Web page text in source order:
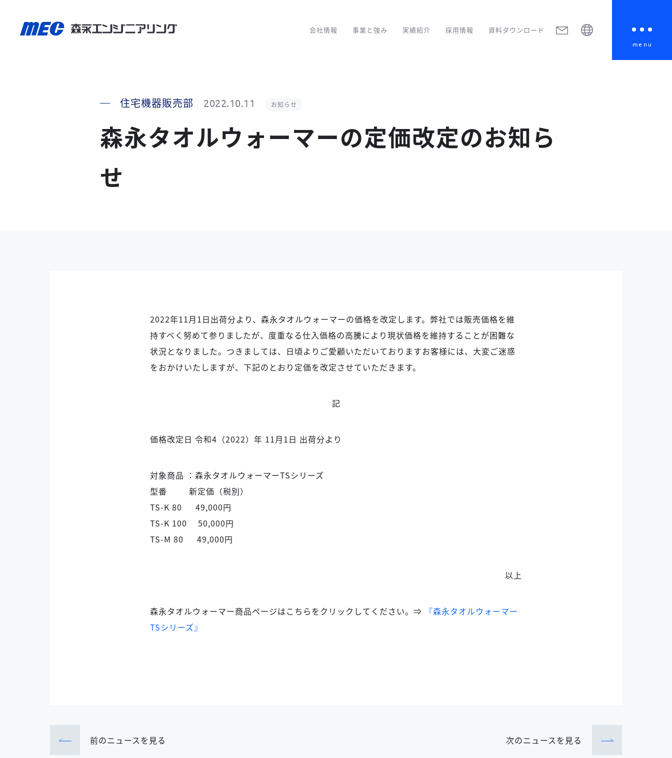
会社情報 事業と強み 実績紹介 採用情報 資料ダウンロード
住宅機器販売部 2022.10.11 お知らせ
森永タオルウォーマーの定価改定のお知ら
せ
2022年11月1日出荷分より、森永タオルウォーマーの価格を改定します。弊社では販売価格を維
持すべく努めて参りましたが、度重なる仕⼊価格の高騰により現状価格を維持することが困難な
状況となりました。つきましては、日頃よりご愛顧いただいておりますお客様には、⼤変ご迷惑
をおかけいたしますが、下記のとおり定価を改定させていただきます。
記
価格改定⽇ 令和4（2022）年 11⽉1⽇ 出荷分より
対象商品 ：森永タオルウォーマーTSシリーズ
型番 新定価（税別）
TS-K 80 49,000円
TS-K 100 50,000円
TS-M 80 49,000円
以上
森永タオルウォーマー商品ページはこちらをクリックしてください。⇒
『森永タオルウォーマー
TSシリーズ』
前のニュースを見る 次のニュースを見る
menu